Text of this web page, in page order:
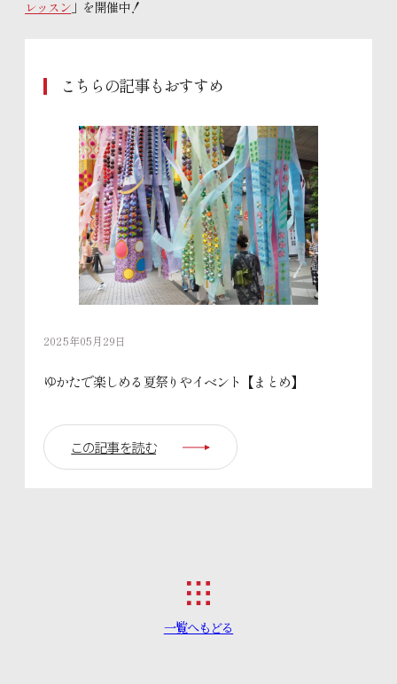
レッスン 」を開催中！
こちらの記事もおすすめ
2025年05月29日
ゆかたで楽しめる夏祭りやイベント【まとめ】
この記事を読む
一覧へもどる